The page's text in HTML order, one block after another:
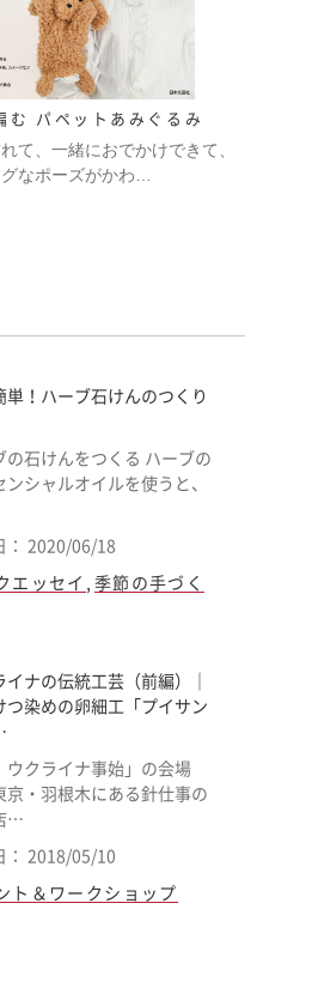
む パペットあみぐるみ
て、一緒におでかけできて、
なポーズがかわ…
単！ハーブ石けんのつくり
の石けんをつくる ハーブの
ンシャルオイルを使うと、
： 2020/06/18
エッセイ
季節の手づく
イナの伝統工芸（前編）｜
つ染めの卵細工「プイサン
ウクライナ事始」の会場
京・羽根木にある針仕事の
…
： 2018/05/10
ト＆ワークショップ